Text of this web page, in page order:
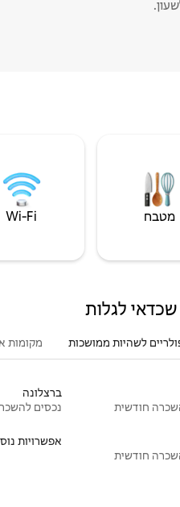
מטבח Wi‑Fi
שכדאי לגלות
לשהיות ממושכות מקומות
חודשית
ברצלונה
נכסים
חודשית
אפשרויות